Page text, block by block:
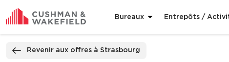
Bureaux Entrepôts /
Revenir aux offres à Strasbourg